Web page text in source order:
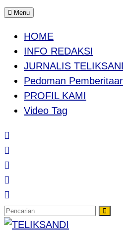
Menu
HOME
INFO REDAKSI
JURNALIS
Pedoman
PROFIL KAMI
Video Tag